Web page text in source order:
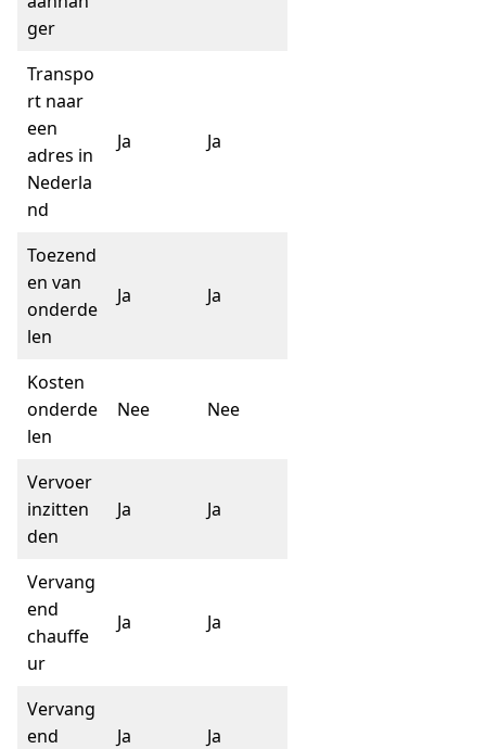
ger
Transpo
rt naar
een
adres in
Nederla
nd
Ja Ja
Toezend
en van
onderde
len
Ja Ja
Kosten
onderde
len
Nee Nee
Vervoer
inzitten
den
Ja Ja
Vervang
end
chauffe
ur
Ja Ja
Vervang
end
Ja Ja